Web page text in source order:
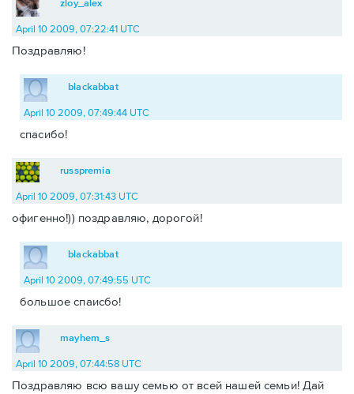
zloy_alex
April 10 2009, 07:22:41 UTC
Поздравляю!
blackabbat
April 10 2009, 07:49:44 UTC
спасибо!
russpremia
April 10 2009, 07:31:43 UTC
офигенно!)) поздравляю, дорогой!
blackabbat
April 10 2009, 07:49:55 UTC
большое спаисбо!
mayhem_s
April 10 2009, 07:44:58 UTC
Поздравляю всю вашу семью от всей нашей семьи! Дай